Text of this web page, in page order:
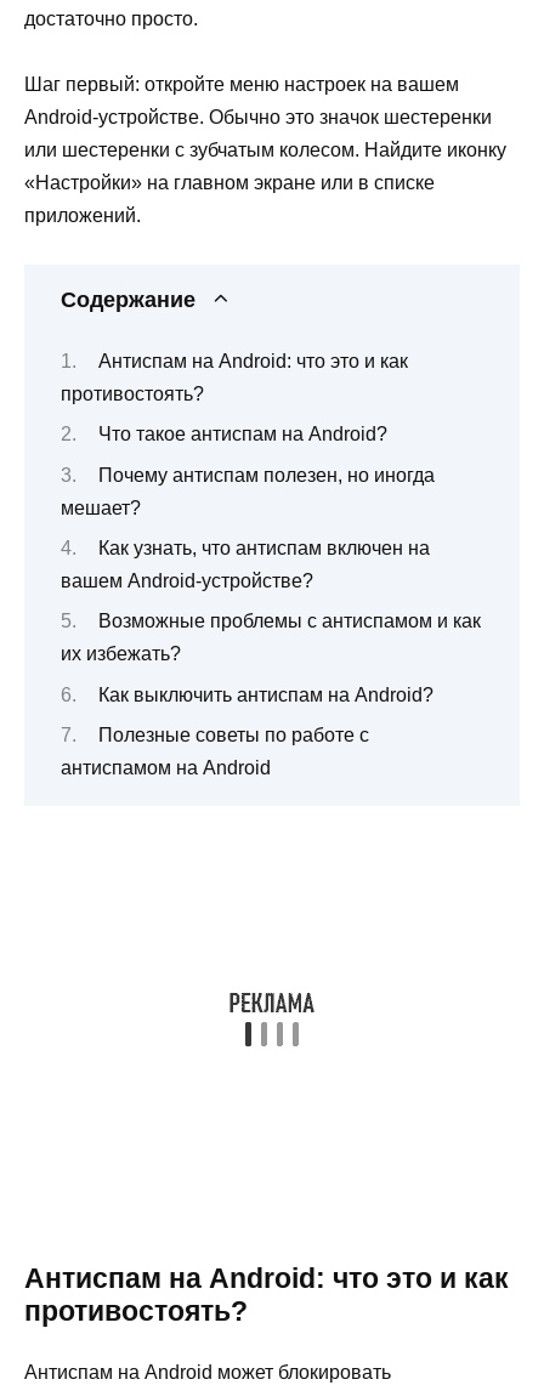
достаточно просто.
Шаг первый: откройте меню настроек на вашем
Android-устройстве. Обычно это значок шестеренки
или шестеренки с зубчатым колесом. Найдите иконку
«Настройки» на главном экране или в списке
приложений.
Содержание
Антиспам на Android: что это и как
противостоять?
Что такое антиспам на Android?
Почему антиспам полезен, но иногда
мешает?
Как узнать, что антиспам включен на
вашем Android-устройстве?
Возможные проблемы с антиспамом и как
их избежать?
Как выключить антиспам на Android?
Полезные советы по работе с
антиспамом на Android
Антиспам на Android: что это и как
противостоять?
Антиспам на Android может блокировать